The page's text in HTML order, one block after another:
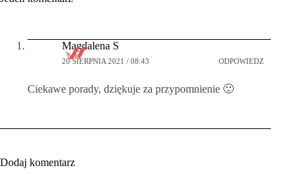
Magdalena S
20 SIERPNIA 2021 / 08:43 ODPOWIEDZ
Ciekawe porady, dziękuje za przypomnienie 🙂
Dodaj komentarz